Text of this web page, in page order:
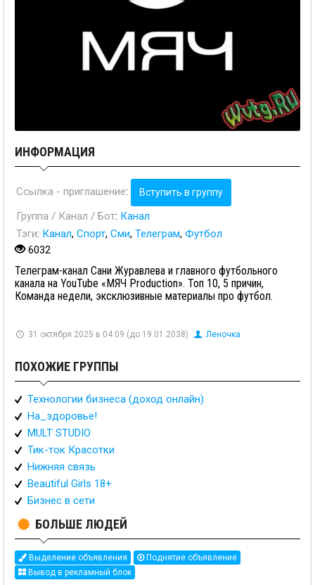
ИНФОРМАЦИЯ
Ссылка - приглашение: Вступить в группу
Группа / Канал / Бот: Канал
Тэги: Канал, Спорт, Сми, Телеграм, Футбол
6032
Телеграм-канал Сани Журавлева и главного футбольного
канала на YouTube «МЯЧ Production». Топ 10, 5 причин,
Команда недели, эксклюзивные материалы про футбол.
31 октября 2025 в 04:09 (до 19.01.2038) Леночка
ПОХОЖИЕ ГРУППЫ
Технологии бизнеса (доход онлайн)
На_здоровье!
MULT STUDIO
Тик-ток Красотки
Нижняя связь
Beautiful Girls 18+
Бизнес в сети
БОЛЬШЕ ЛЮДЕЙ
Выделение объявления
Поднятие объявление
Вывод в рекламный блок